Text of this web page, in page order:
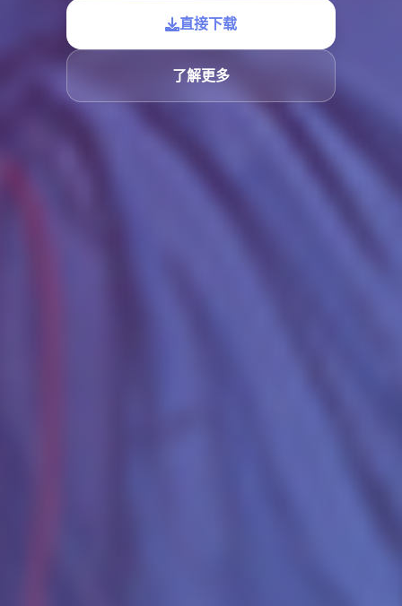
直接下载
了解更多